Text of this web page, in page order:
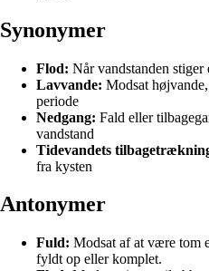
Synonymer
Flod: Når vandstanden stiger
Lavvande: Modsat
periode
Nedgang: Fald eller
vandstand
Tidevandets
fra kysten
Antonymer
Fuld: Modsat af at være tom
fyldt op eller komplet.